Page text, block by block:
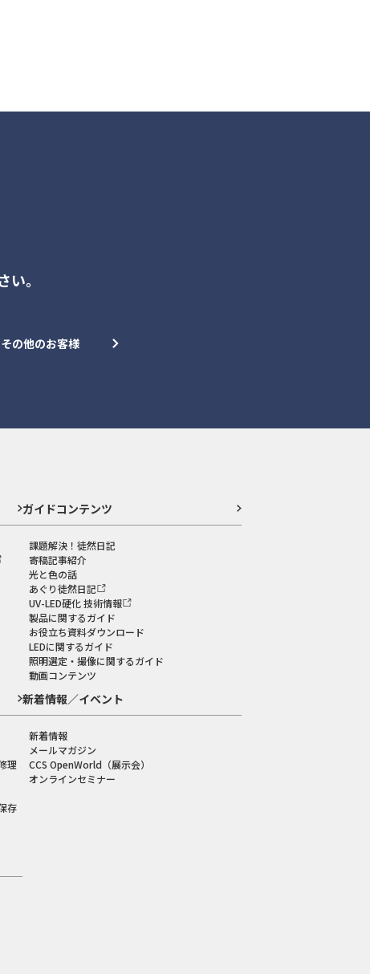
。
その他のお客様
ガイドコンテンツ
課題解決！徒然日記
寄稿記事紹介
光と色の話
あぐり徒然日記
UV-LED硬化 技術情報
製品に関するガイド
お役立ち資料ダウンロード
LEDに関するガイド
照明選定・撮像に関するガイド
動画コンテンツ
理
存
新着情報／イベント
新着情報
メールマガジン
CCS OpenWorld（展示会）
オンラインセミナー